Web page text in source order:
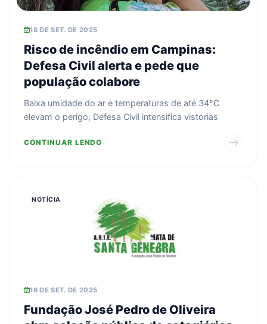
18 DE SET. DE 2025
Risco de incêndio em Campinas:
Defesa Civil alerta e pede que
população colabore
Baixa umidade do ar e temperaturas de até 34°C
elevam o perigo; Defesa Civil intensifica vistorias
CONTINUAR LENDO
NOTÍCIA
16 DE SET. DE 2025
Fundação José Pedro de Oliveira